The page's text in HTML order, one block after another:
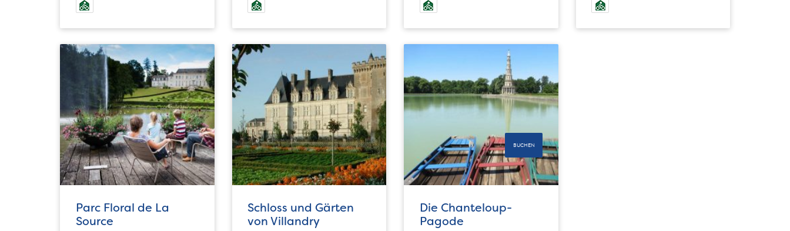
Parc Floral de La
Source
Schloss und Gärten
von Villandry
BUCHEN
Die Chanteloup-
Pagode